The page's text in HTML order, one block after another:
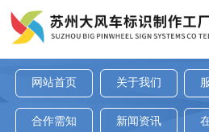
网站首页 关于我们
合作需知 新闻资讯